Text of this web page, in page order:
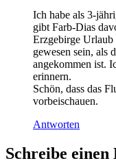
Ich habe als 3-
gibt Farb-Dias
Erzgebirge Urlaub
gewesen sein, als
angekommen ist.
erinnern.
Schön, dass das
vorbeischauen.
Antworten
Schreibe